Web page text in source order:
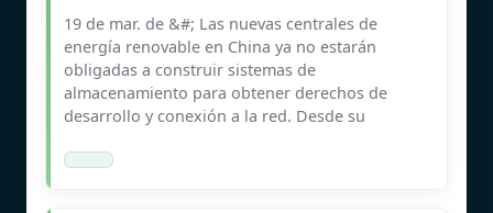
19 de mar. de &#; Las nuevas centrales de
energía renovable en China ya no estarán
obligadas a construir sistemas de
almacenamiento para obtener derechos de
desarrollo y conexión a la red. Desde su